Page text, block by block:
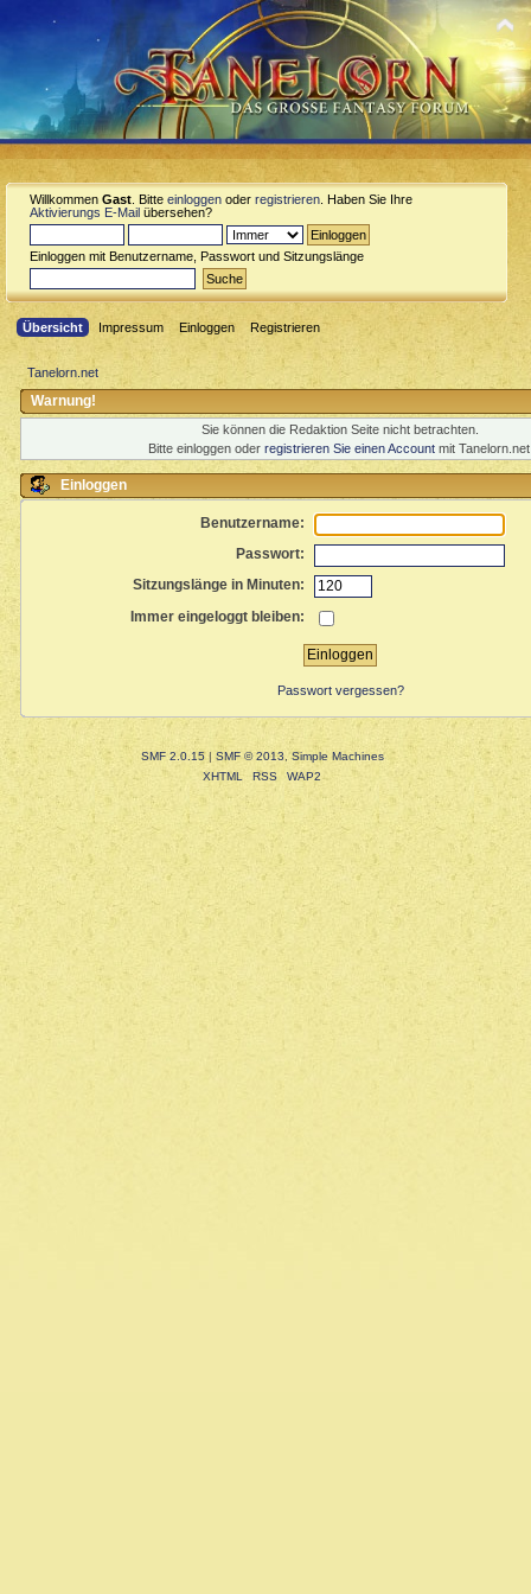
Willkommen Gast . Bitte einloggen oder registrieren . Haben Sie Ihre
Aktivierungs E-Mail übersehen?
Einloggen mit Benutzername, Passwort und Sitzungslänge
Übersicht Impressum Einloggen Registrieren
Tanelorn.net
Warnung!
Sie können die Redaktion Seite nicht betrachten.
Bitte einloggen oder registrieren Sie einen Accountmit
Einloggen
Benutzername:
Passwort:
Sitzungslänge in Minuten:
Immer eingeloggt bleiben:
Passwort vergessen?
SMF 2.0.15| SMF © 2013,Simple Machines
XHTML
RSS WAP2